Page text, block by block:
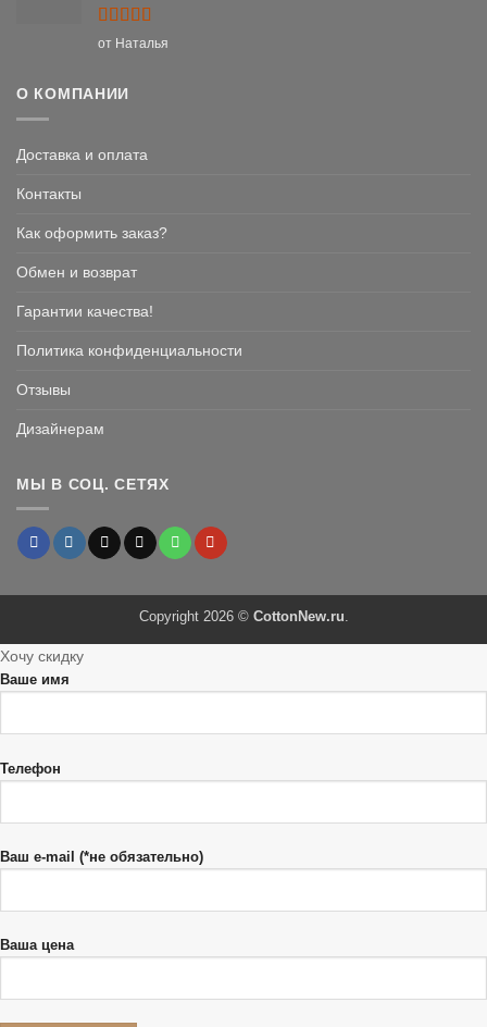
Оценка5
от Наталья
О КОМПАНИИ
Доставка и оплата
Контакты
Как оформить заказ?
Обмен и возврат
Гарантии качества!
Политика конфиденциальности
Отзывы
Дизайнерам
МЫ В СОЦ. СЕТЯХ
Copyright 2026 © CottonNew.ru.
Хочу скидку
Ваше имя
Телефон
Ваш e-mail (*не обязательно)
Ваша цена